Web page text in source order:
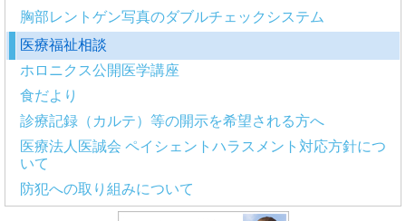
胸部レントゲン写真のダブルチェックシステム
医療福祉相談
ホロニクス公開医学講座
食だより
診療記録（カルテ）等の開示を希望される方へ
医療法人医誠会 ペイシェントハラスメント対応方針につ
いて
防犯への取り組みについて